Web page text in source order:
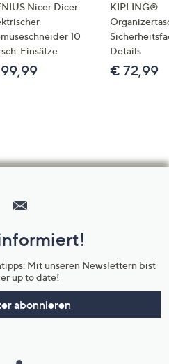
Nicer Dicer
10
Einsätze
KIPLING®
Details
€ 72,99
Mit unseren Newslettern bist
up to date!
abonnieren